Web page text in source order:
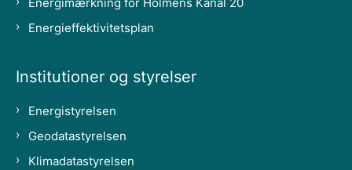
Energieffektivitetsplan
Institutioner og styrelser
Energistyrelsen
Geodatastyrelsen
Klimadatastyrelsen